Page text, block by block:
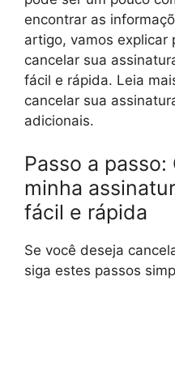
encontrar as
artigo, vamos explicar
cancelar sua
fácil e rápida. Leia
cancelar sua
adicionais.
Passo a
minha
fácil e rápida
Se você deseja
siga estes passos